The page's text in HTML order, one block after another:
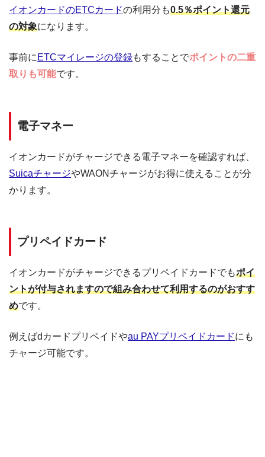
イオンカードのETCカードの利用分も0.5％ポイント還元
の対象になります。
事前に ETCマイレージの登録もすることでポイントの二重
取りも可能です。
電子マネー
イオンカードがチャージできる電子マネーを確認すれば、
SuicaチャージやWAONチャージがお得に使えることが分
かります。
プリペイドカード
イオンカードがチャージできるプリペイドカードでもポイ
ントが付与されますので組み合わせて利用するのがおすす
めです。
例えばdカードプリペイドやau PAYプリペイドカードにも
チャージ可能です。